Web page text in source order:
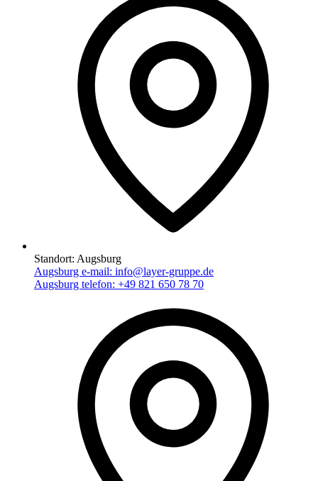
Standort: Augsburg
Augsburg e-mail: info@layer-gruppe.de
Augsburg telefon: +49 821 650 78 70